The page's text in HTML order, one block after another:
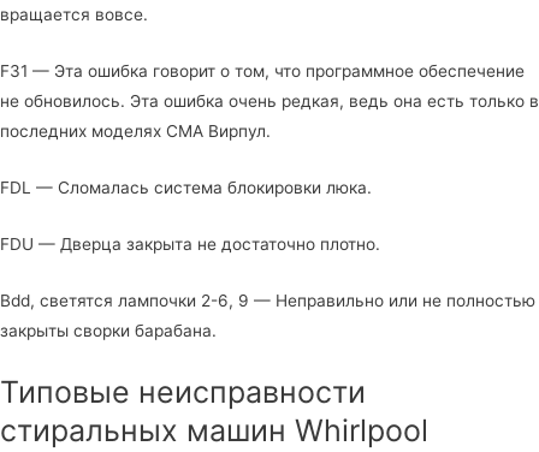
вращается вовсе.
F31 — Эта ошибка говорит о том, что программное обеспечение
не обновилось. Эта ошибка очень редкая, ведь она есть только в
последних моделях СМА Вирпул.
FDL — Сломалась система блокировки люка.
FDU — Дверца закрыта не достаточно плотно.
Bdd, светятся лампочки 2-6, 9 — Неправильно или не полностью
закрыты сворки барабана.
Типовые неисправности
стиральных машин Whirlpool